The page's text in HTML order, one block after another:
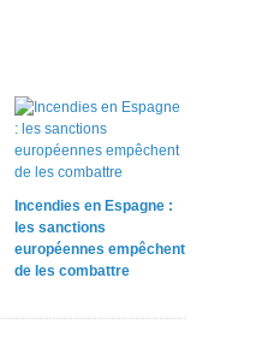
Incendies en Espagne :
les sanctions
européennes empêchent
de les combattre